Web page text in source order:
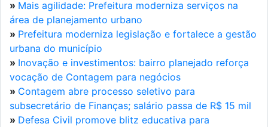
» Mais agilidade: Prefeitura moderniza serviços na
área de planejamento urbano
» Prefeitura moderniza legislação e fortalece a gestão
urbana do município
» Inovação e investimentos: bairro planejado reforça
vocação de Contagem para negócios
» Contagem abre processo seletivo para
subsecretário de Finanças; salário passa de R$ 15 mil
» Defesa Civil promove blitz educativa para